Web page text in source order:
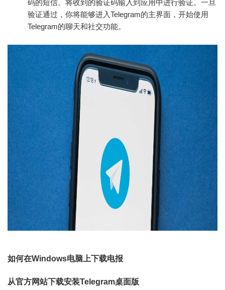
码的短信。将收到的验证码输入到应用中进行验证。一旦
验证通过，你将能够进入Telegram的主界面，开始使用
Telegram的聊天和社交功能。
如何在Windows电脑上下载电报
从官方网站下载安装Telegram桌面版